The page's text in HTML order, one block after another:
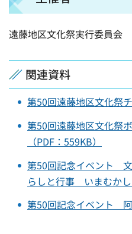
遠藤地区文化祭実行委員会
関連資料
第50回遠藤地区文化祭
第50回遠藤地区文化祭
（PDF：559KB）
第50回記念イベント
らしと行事 いまむかし
第50回記念イベント 阿